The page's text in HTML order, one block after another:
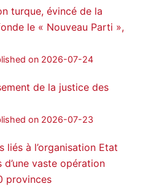
kurdes de Bretagne a retweeté
delegation made a
h4lwBwQ
2 Twitter
turque, évincé de la
le « Nouveau Parti »,
on 2026-07-24
de la justice des
on 2026-07-23
liés à l’organisation Etat
vaste opération
provinces